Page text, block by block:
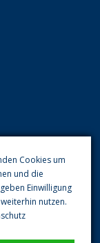
Cookies um
und die
Einwilligung
nutzen.